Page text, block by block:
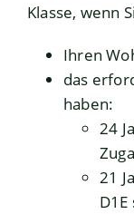
Klasse, wenn
Ihren
das
haben:
24
21